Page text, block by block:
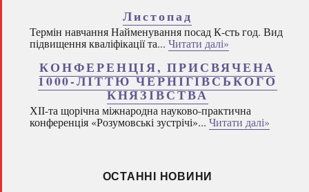
Листопад
Термін навчання Найменування посад К-сть год. Вид
підвищення кваліфікації та... Читати далі»
КОНФЕРЕНЦІЯ, ПРИСВЯЧЕНА
1000-ЛІТТЮ ЧЕРНІГІВСЬКОГО
КНЯЗІВСТВА
ХІІ-та щорічна міжнародна науково-практична
конференція «Розумовські зустрічі»... Читати далі»
ОСТАННІ НОВИНИ